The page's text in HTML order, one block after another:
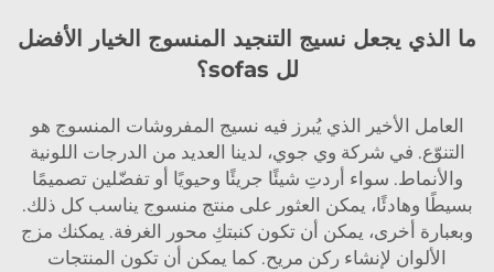
ما الذي يجعل نسيج التنجيد المنسوج الخيار الأفضل
لل sofas؟
العامل الأخير الذي يُبرز فيه نسيج المفروشات المنسوج هو
التنوّع. في شركة وي جوي، لدينا العديد من الدرجات اللونية
والأنماط. سواء أردتِ شيئًا جريئًا وحيويًا أو تفضّلين تصميمًا
بسيطًا وهادئًا، يمكن العثور على منتج منسوج يناسب كل ذلك.
وبعبارة أخرى، يمكن أن تكون كنبتكِ محور الغرفة. يمكنك مزج
الألوان لإنشاء ركن مريح. كما يمكن أن تكون المنتجات